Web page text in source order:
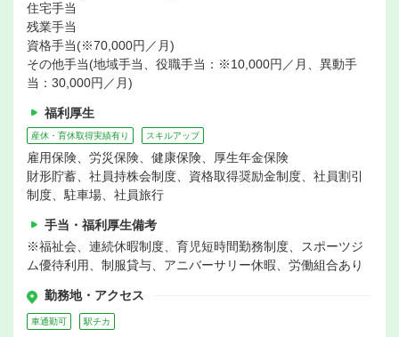
住宅手当
残業手当
資格手当(※70,000円／月)
その他手当(地域手当、役職手当：※10,000円／月、異動手
当：30,000円／月)
福利厚生
産休・育休取得実績有り スキルアップ
雇用保険、労災保険、健康保険、厚生年金保険
財形貯蓄、社員持株会制度、資格取得奨励金制度、社員割引
制度、駐車場、社員旅行
手当・福利厚生備考
※福祉会、連続休暇制度、育児短時間勤務制度、スポーツジ
ム優待利用、制服貸与、アニバーサリー休暇、労働組合あり
勤務地・アクセス
車通勤可 駅チカ